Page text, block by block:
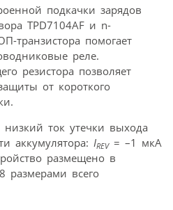
подкачки зарядов
TPD7104AF и n-
транзистора помогает
реле.
резистора позволяет
от короткого
низкий ток утечки выхода
аккумулятора: IREV= –1 мкА
размещено в
размерами всего